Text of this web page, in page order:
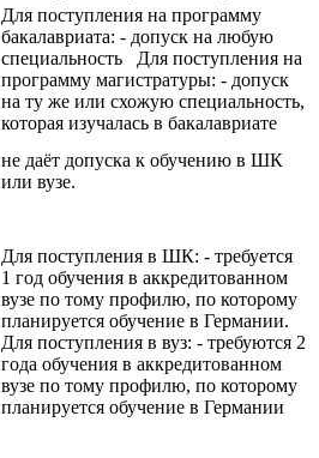
Для поступления на программу
бакалавриата: - допуск на любую
специальность Для поступления на
программу магистратуры: - допуск
на ту же или схожую специальность,
которая изучалась в бакалавриате
не даёт допуска к обучению в ШК
или вузе.
Для поступления в ШК: - требуется
1 год обучения в аккредитованном
вузе по тому профилю, по которому
планируется обучение в Германии.
Для поступления в вуз: - требуются 2
года обучения в аккредитованном
вузе по тому профилю, по которому
планируется обучение в Германии